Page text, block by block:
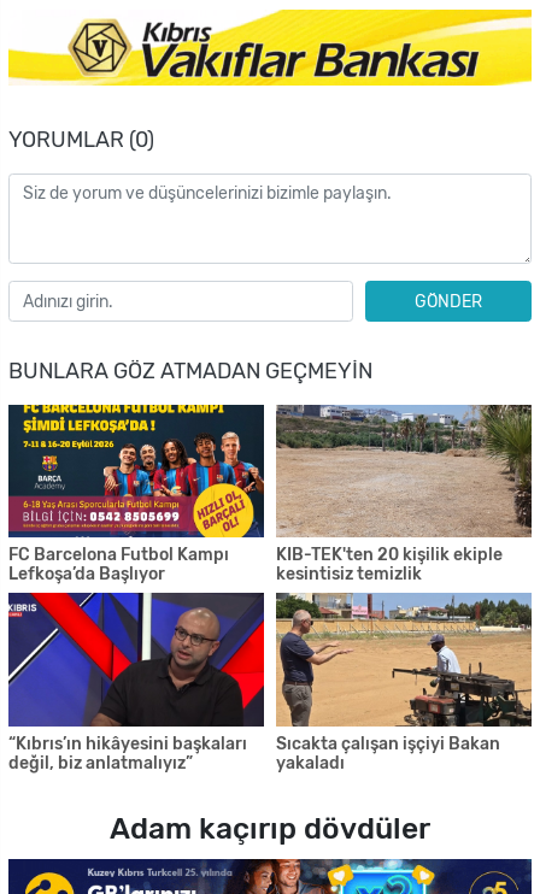
YORUMLAR (0)
GÖNDER
BUNLARA GÖZ ATMADAN GEÇMEYIN
FC Barcelona Futbol Kampı
Lefkoşa’da Başlıyor
KIB-TEK'ten 20 kişilik ekiple
kesintisiz temizlik
“Kıbrıs’ın hikâyesini başkaları
değil, biz anlatmalıyız”
Sıcakta çalışan işçiyi Bakan
yakaladı
Adam kaçırıp dövdüler